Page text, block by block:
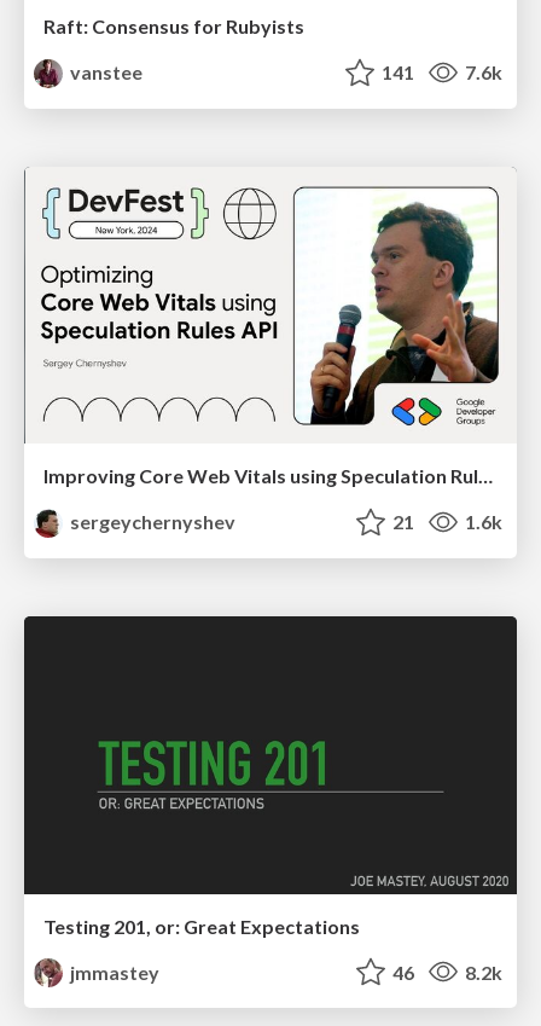
Raft: Consensus for Rubyists
vanstee
141 7.6k
Improving Core Web Vitals using Speculation Rules API
sergeychernyshev
21 1.6k
Testing 201, or: Great Expectations
jmmastey
46 8.2k